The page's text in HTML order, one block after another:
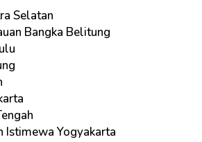
Selatan
Bangka Belitung
Istimewa Yogyakarta